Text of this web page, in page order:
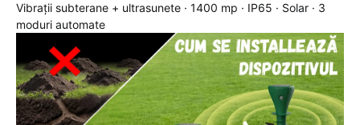
Vibrații subterane + ultrasunete · 1400 mp · IP65 · Solar · 3
moduri automate